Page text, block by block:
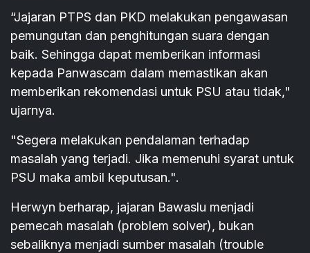
“Jajaran PTPS dan PKD melakukan pengawasan
pemungutan dan penghitungan suara dengan
baik. Sehingga dapat memberikan informasi
kepada Panwascam dalam memastikan akan
memberikan rekomendasi untuk PSU atau tidak,"
ujarnya.
"Segera melakukan pendalaman terhadap
masalah yang terjadi. Jika memenuhi syarat untuk
PSU maka ambil keputusan.".
Herwyn berharap, jajaran Bawaslu menjadi
pemecah masalah (problem solver), bukan
sebaliknya menjadi sumber masalah (trouble